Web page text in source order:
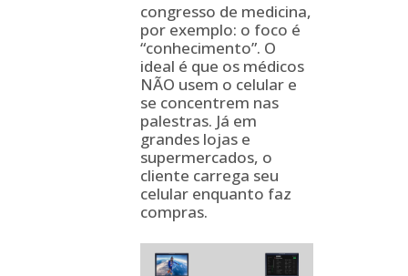
congresso de medicina,
por exemplo: o foco é
“conhecimento”. O
ideal é que os médicos
NÃO usem o celular e
se concentrem nas
palestras. Já em
grandes lojas e
supermercados, o
cliente carrega seu
celular enquanto faz
compras.